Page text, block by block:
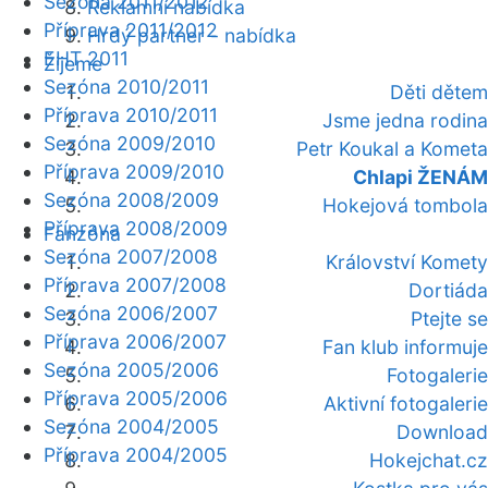
Reklamní nabídka
Hrdý partner - nabídka
Žijeme
Děti dětem
Jsme jedna rodina
Petr Koukal a Kometa
Chlapi ŽENÁM
Hokejová tombola
Fanzóna
Království Komety
Dortiáda
Ptejte se
Fan klub informuje
Fotogalerie
Aktivní fotogalerie
Download
Hokejchat.cz
Příprava 2011/2012
EHT 2011
Sezóna 2010/2011
Příprava 2010/2011
Sezóna 2009/2010
Příprava 2009/2010
Sezóna 2008/2009
Příprava 2008/2009
Sezóna 2007/2008
Příprava 2007/2008
Sezóna 2006/2007
Příprava 2006/2007
Sezóna 2005/2006
Příprava 2005/2006
Sezóna 2004/2005
Příprava 2004/2005